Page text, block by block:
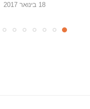
10 ביולי 2016